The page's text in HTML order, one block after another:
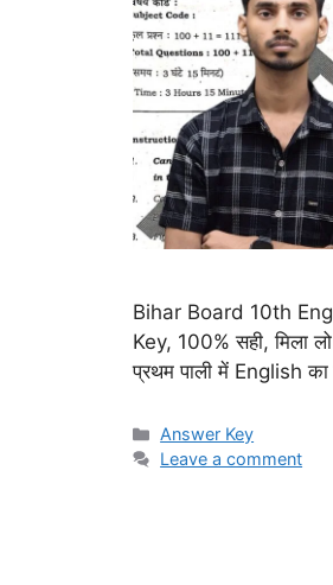
Bihar Board 10th
Key, 100% सही, मिला
प्रथम पाली में English
Categories
Answer Key
Leave a comment